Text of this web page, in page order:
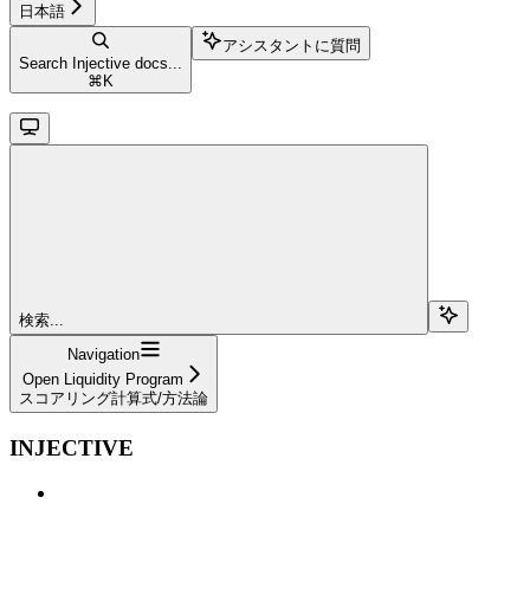
日本語
Search Injective docs...
⌘ K
アシスタントに質問
検索...
Navigation
Open Liquidity Program
スコアリング計算式/方法論
INJECTIVE